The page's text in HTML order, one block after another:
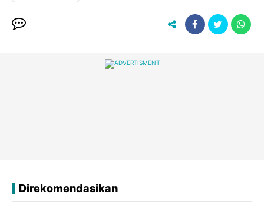
Direkomendasikan